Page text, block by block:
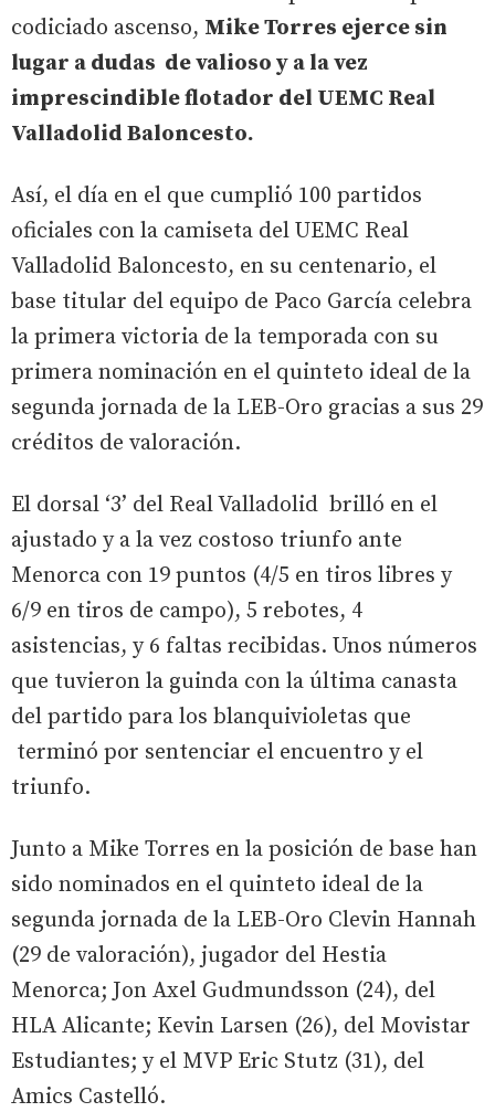
codiciado ascenso, Mike Torres ejerce sin
lugar a dudas de valioso y a la vez
imprescindible flotador del UEMC Real
Valladolid Baloncesto.
Así, el día en el que cumplió 100 partidos
oficiales con la camiseta del UEMC Real
Valladolid Baloncesto, en su centenario, el
base titular del equipo de Paco García celebra
la primera victoria de la temporada con su
primera nominación en el quinteto ideal de la
segunda jornada de la LEB-Oro gracias a sus 29
créditos de valoración.
El dorsal ‘3’ del Real Valladolid brilló en el
ajustado y a la vez costoso triunfo ante
Menorca con 19 puntos (4/5 en tiros libres y
6/9 en tiros de campo), 5 rebotes, 4
asistencias, y 6 faltas recibidas. Unos números
que tuvieron la guinda con la última canasta
del partido para los blanquivioletas que
terminó por sentenciar el encuentro y el
triunfo.
Junto a Mike Torres en la posición de base han
sido nominados en el quinteto ideal de la
segunda jornada de la LEB-Oro Clevin Hannah
(29 de valoración), jugador del Hestia
Menorca; Jon Axel Gudmundsson (24), del
HLA Alicante; Kevin Larsen (26), del Movistar
Estudiantes; y el MVP Eric Stutz (31), del
Amics Castelló.